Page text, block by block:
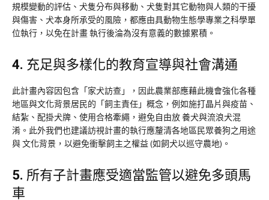
規模變動的評估、犬隻分布與移動、犬隻對其它動物與人類的干擾
與傷害、犬本身所承受的風險，都應由具動物生態學專業之科學單
位執行，以免在計畫 執行後淪為沒有意義的數據累積。
4. 充足與多樣化的教育宣導與社會溝通
此計畫內容因包含「家犬訪查」，因此農業部應藉此機會強化各種
地區與文化背景居民的「飼主責任」概念，例如施打晶片與疫苗、
結紮、配掛犬牌、使用合格牽繩，避免自由放 養犬與流浪犬混
淆。此外我們也建議訪視計畫的執行應釐清各地區民眾養狗之用途
與 文化背景，以避免衝擊飼主之權益 (如飼犬以巡守農地)。
5. 所有子計畫應受適當監管以避免多頭馬
車